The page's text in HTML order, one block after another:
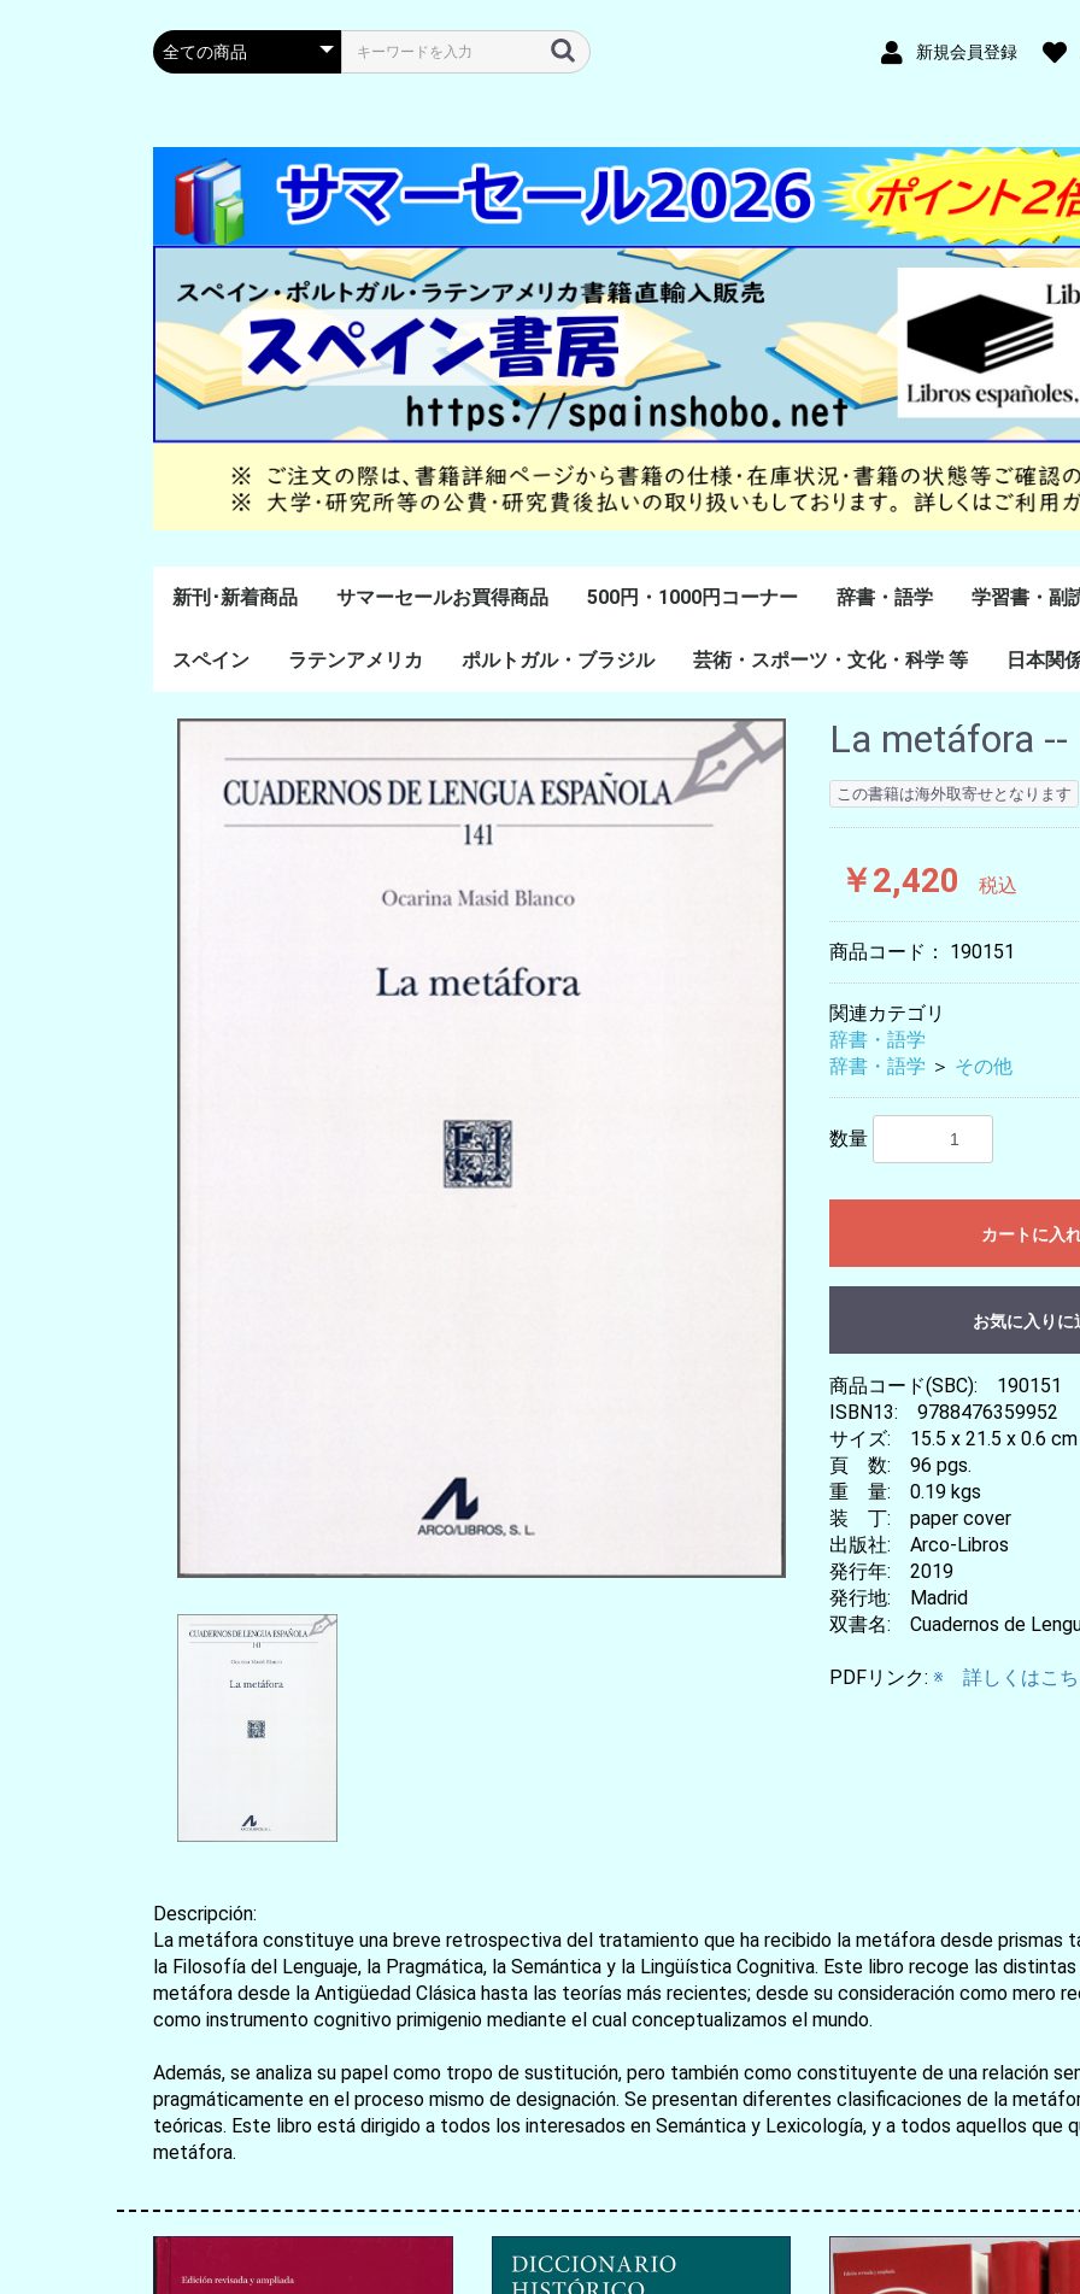
新規会員登録
新刊･新着商品 サマーセールお買得商品 500円・1000円コーナー 辞書・語学
スペイン語
ポルトガル語
Lenguas Ibericas
Lenguas Indigenas
スペインの教科書
その他
学習書・副
学習教材
副読本教材
絵本・児童
スペイン
通史・全般
８～１５世紀
１６～１８世紀
１８世紀末～２０世紀
20世紀後半以降
ラテンアメリカ
ラテン・アメリカ全般
メキシコ研究
中米・カリブ研究
キューバ研究
南米諸国
ペルー研究
チリ研究
アルゼンチン研究
ポルトガル・ブラジル
ポルトガル研究
ブラジル研究
芸術・スポーツ・文化・科学 等
美術
音楽・舞踊
スポーツ
演劇・映画
料理・食文化
マンガ・コミック
その他
日本関
La metáfora --
この書籍は海外取寄せとなります
￥2,420 税込
商品コード： 190151
関連カテゴリ
辞書・語学
辞書・語学 ＞ その他
数量
カートに入
お気に入りに
商品コード(SBC): 190151
ISBN13: 9788476359952
サイズ: 15.5 x 21.5 x 0.6 cm
頁 数: 96 pgs.
重 量: 0.19 kgs
装 丁: paper cover
出版社: Arco-Libros
発行年: 2019
発行地: Madrid
双書名: Cuadernos de
PDFリンク: ※ 詳しくはこち
Descripción:
La metáfora constituye una breve retrospectiva del tratamiento que ha recibido la metáfora desde prismas
la Filosofía del Lenguaje, la Pragmática, la Semántica y la Lingüística Cognitiva. Este libro recoge las
metáfora desde la Antigüedad Clásica hasta las teorías más recientes; desde su consideración como mero
como instrumento cognitivo primigenio mediante el cual conceptualizamos el mundo.
Además, se analiza su papel como tropo de sustitución, pero también como constituyente de una relación
pragmáticamente en el proceso mismo de designación. Se presentan diferentes clasificaciones de la
teóricas. Este libro está dirigido a todos los interesados en Semántica y Lexicología, y a todos aquellos que
metáfora.